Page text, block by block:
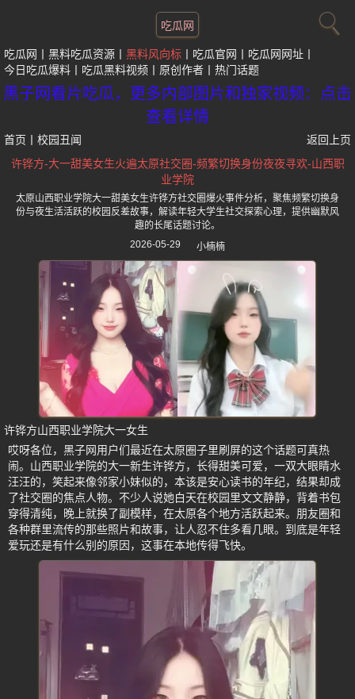
吃瓜网
吃瓜网 黑料吃瓜资源 黑料风向标 吃瓜官网
吃瓜网网址
今日吃瓜爆料
吃瓜黑料视频 原创作者 热门话题
黑子网看片吃瓜，更多内部图片和独家视频：点击
查看详情
首页 校园丑闻
返回上页
许铧方-大一甜美女生火遍太原社交圈-频繁切换身份夜夜寻欢-山西职
业学院
太原山西职业学院大一甜美女生许铧方社交圈爆火事件分析，聚焦频繁切换身
份与夜生活活跃的校园反差故事，解读年轻大学生社交探索心理，提供幽默风
趣的长尾话题讨论。
2026-05-29
小楠楠
许铧方山西职业学院大一女生
哎呀各位，黑子网用户们最近在太原圈子里刷屏的这个话题可真热
闹。山西职业学院的大一新生许铧方，长得甜美可爱，一双大眼睛水
汪汪的，笑起来像邻家小妹似的，本该是安心读书的年纪，结果却成
了社交圈的焦点人物。不少人说她白天在校园里文文静静，背着书包
穿得清纯，晚上就换了副模样，在太原各个地方活跃起来。朋友圈和
各种群里流传的那些照片和故事，让人忍不住多看几眼。到底是年轻
爱玩还是有什么别的原因，这事在本地传得飞快。